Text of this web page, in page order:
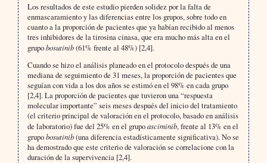
Los resultados de este estudio pierden solidez por la falta de
enmascaramiento y las diferencias entre los grupos, sobre todo en
cuanto a la proporción de pacientes que ya habían recibido al menos
tres inhibidores de la tirosina cinasa, que era mucho más alta en el
grupobosutinib(61% frente al 48%) [2,4].
Cuando se hizo el análisis planeado en el protocolo después de una
mediana de seguimiento de 31 meses, la proporción de pacientes que
seguían con vida a los dos años se estimó en el 98% en cada grupo
[2,4]. La proporción de pacientes que tuvieron una “respuesta
molecular importante” seis meses después del inicio del tratamiento
(el criterio principal de valoración en el protocolo, basado en análisis
de laboratorio) fue del 25% en el grupoasciminib, frente al 13% en el
grupobosutinib(una diferencia estadísticamente significativa). No se
ha demostrado que este criterio de valoración se correlacione con la
duración de la supervivencia [2,4].